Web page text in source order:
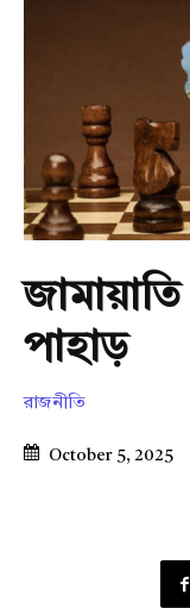
পাহাড়
রাজনীতি
October 5, 2025